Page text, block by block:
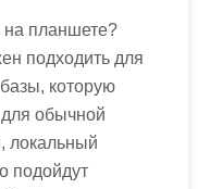
планшете?
подходить для
которую
для обычной
локальный
подойдут